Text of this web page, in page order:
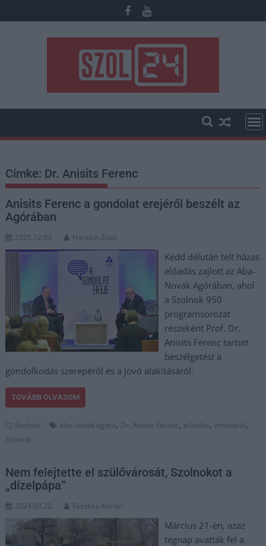
to
Címke: Dr. Anisits Ferenc
Anisits Ferenc a gondolat erejéről beszélt az
Agórában
2025.12.03. Horváth Zsolt
Kedd délután telt házas
előadás zajlott az Aba-
Novák Agórában, ahol
a Szolnok 950
programsorozat
részeként Prof. Dr.
Anisits Ferenc tartott
beszélgetést a
gondolkodás szerepéről és a jövő alakításáról.
TOVÁBB OLVASOM
Szolnok aba-novák agóra, Dr. Anisits Ferenc, előadás, innováció,
Szolnok
Nem felejtette el szülővárosát, Szolnokot a
„dízelpápa”
2024.03.22. Fazekas Adrián
Március 21-én, azaz
tegnap avatták fel a